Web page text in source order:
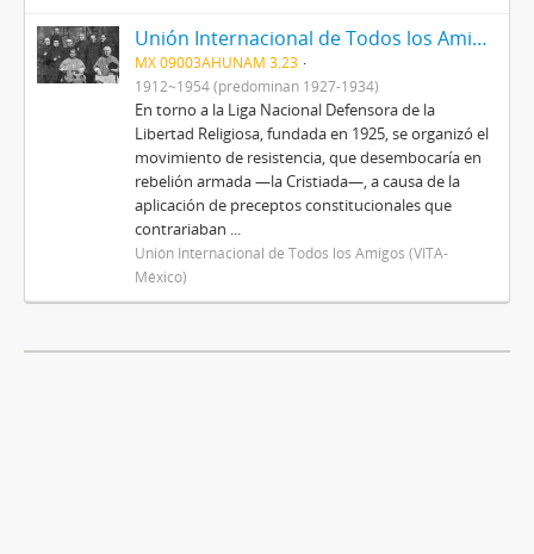
Unión Internacional de Todos los Amigos (VITA-México)
MX 09003AHUNAM 3.23
1912~1954 (predominan 1927-1934)
En torno a la Liga Nacional Defensora de la
Libertad Religiosa, fundada en 1925, se organizó el
movimiento de resistencia, que desembocaría en
rebelión armada —la Cristiada—, a causa de la
aplicación de preceptos constitucionales que
contrariaban ...
Unión Internacional de Todos los Amigos (VITA-
México)